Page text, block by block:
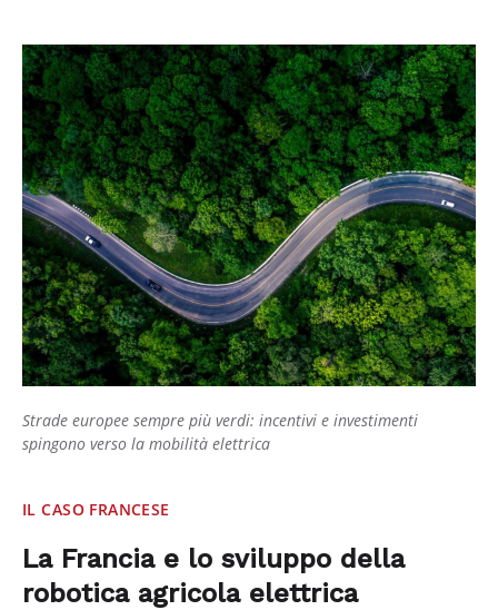
Strade europee sempre più verdi: incentivi e investimenti
spingono verso la mobilità elettrica
IL CASO FRANCESE
La Francia e lo sviluppo della
robotica agricola elettrica